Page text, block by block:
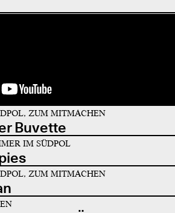
ZUM MITMACHEN
Buvette
IM SÜDPOL
ZUM MITMACHEN